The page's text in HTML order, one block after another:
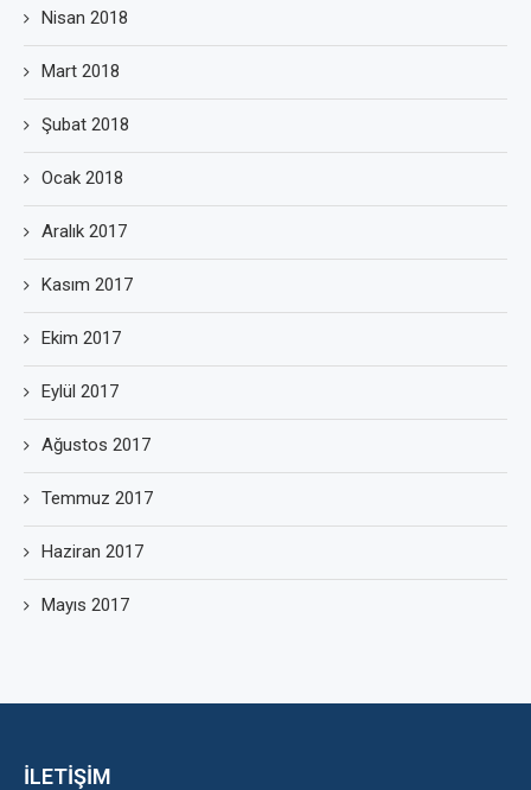
Nisan 2018
Mart 2018
Şubat 2018
Ocak 2018
Aralık 2017
Kasım 2017
Ekim 2017
Eylül 2017
Ağustos 2017
Temmuz 2017
Haziran 2017
Mayıs 2017
İLETİŞİM